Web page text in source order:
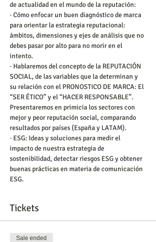
de actualidad en el mundo de la reputación:
· Cómo enfocar un buen diagnóstico de marca
para orientar la estrategia reputacional:
ámbitos, dimensiones y ejes de análisis que no
debes pasar por alto para no morir en el
intento.
· Hablaremos del concepto de la REPUTACIÓN
SOCIAL, de las variables que la determinan y
su relación con el PRONOSTICO DE MARCA: El
“SER ÉTICO” y el “HACER RESPONSABLE”.
Presentaremos en primicia los sectores con
mejor y peor reputación social, comparando
resultados por países (España y LATAM).
· ESG: Ideas y soluciones para medir el
impacto de nuestra estrategia de
sostenibilidad, detectar riesgos ESG y obtener
buenas prácticas en materia de comunicación
ESG.
Tickets
Sale ended